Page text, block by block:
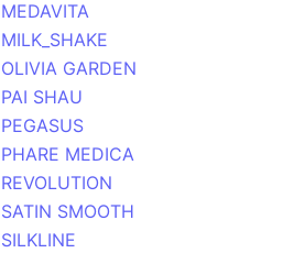
MEDAVITA
MILK_SHAKE
OLIVIA GARDEN
PAI SHAU
PEGASUS
PHARE MEDICA
REVOLUTION
SATIN SMOOTH
SILKLINE